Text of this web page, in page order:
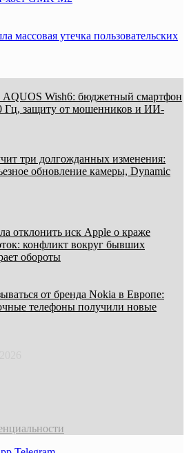
массовая утечка пользовательских
AQUOS Wish6: бюджетный смартфон
Гц, защиту от мошенников и ИИ-
три долгожданных изменения:
обновление камеры, Dynamic
отклонить иск Apple о краже
конфликт вокруг бывших
обороты
от бренда Nokia в Европе:
телефоны получили новые